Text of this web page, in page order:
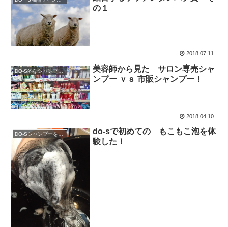
の１
2018.07.11
DO-S的なシャンプー解析
美容師から見た サロン専売シャ
ンプー ｖｓ 市販シャンプー！
2018.04.10
DO-Sシャンプーを購入
do-sで初めての もこもこ泡を体
験した！